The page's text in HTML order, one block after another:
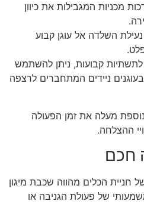
מכניות המגבילות את כיוון
נעילת השלדה אל עוגן קבוע
קבועות, ניתן להשתמש
ניידים המתחברים לרצפה
מעלה את זמן הפעולה
ההצלחה.
חכם
של חניית הכלים מהווה שכבת מיגון
של פעולת הגניבה או